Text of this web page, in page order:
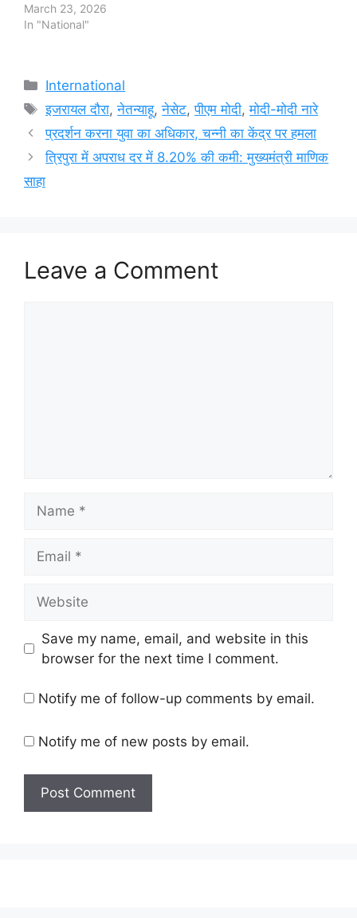
March 23, 2026
In "National"
Categories
International
Tags
इजरायल दौरा,नेतन्याहू,नेसेट,पीएम मोदी,मोदी-मोदी नारे
प्रदर्शन करना युवा का अधिकार, चन्नी का केंद्र पर हमला
त्रिपुरा में अपराध दर में 8.20% की कमी: मुख्यमंत्री माणिक
साहा
Leave a Comment
Save my name, email, and website in this
browser for the next time I comment.
Notify me of follow-up comments by email.
Notify me of new posts by email.